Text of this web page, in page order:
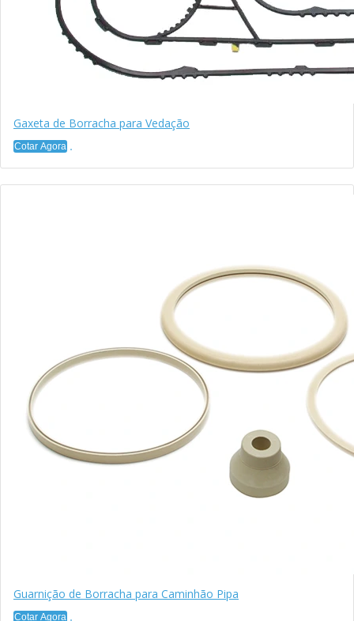
Gaxeta de Borracha para Vedação
Cotar Agora
Guarnição de Borracha para Caminhão Pipa
Cotar Agora